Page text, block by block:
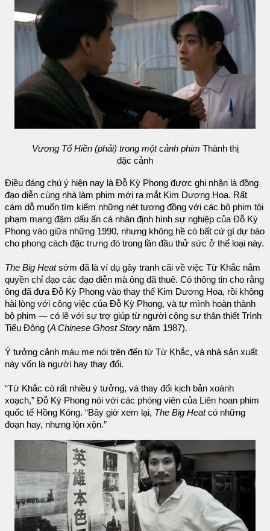
Vương Tổ Hiền (phải) trong một cảnh phim Thành thị
đặc cảnh
Điều đáng chú ý hiện nay là Đỗ Kỳ Phong được ghi nhận là đồng
đạo diễn cùng nhà làm phim mới ra mắt Kim Dương Hoa. Rất
cám dỗ muốn tìm kiếm những nét tương đồng với các bộ phim tội
phạm mang đậm dấu ấn cá nhân định hình sự nghiệp của Đỗ Kỳ
Phong vào giữa những 1990, nhưng không hề có bất cứ gì dự báo
cho phong cách đặc trưng đó trong lần đầu thử sức ở thể loại này.
The Big Heatsớm đã là ví dụ gây tranh cãi về việc Từ Khắc nắm
quyền chỉ đạo các đạo diễn mà ông đã thuê. Có thông tin cho rằng
ông đã đưa Đỗ Kỳ Phong vào thay thế Kim Dương Hoa, rồi không
hài lòng với công việc của Đỗ Kỳ Phong, và tự mình hoàn thành
bộ phim — có lẽ với sự trợ giúp từ người cộng sự thân thiết Trình
Tiểu Đông (A Chinese Ghost Story năm 1987).
Ý tưởng cảnh máu me nói trên đến từ Từ Khắc, và nhà sản xuất
này vốn là người hay thay đổi.
“Từ Khắc có rất nhiều ý tưởng, và thay đổi kịch bản xoành
xoạch,” Đỗ Kỳ Phong nói với các phóng viên của Liên hoan phim
quốc tế Hồng Kông. “Bây giờ xem lại, The Big Heatcó những
đoạn hay, nhưng lộn xộn.”